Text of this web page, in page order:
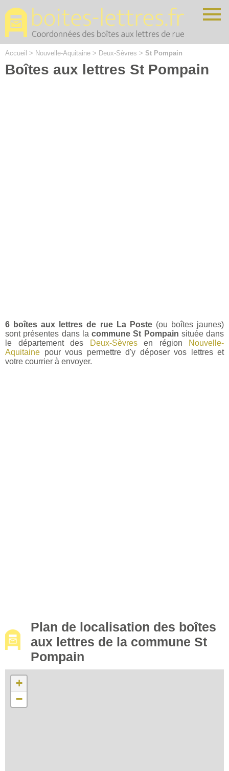
Accueil > Nouvelle-Aquitaine > Deux-Sèvres > St Pompain
Boîtes aux lettres St Pompain
6 boîtes aux lettres de rue La Poste(ou boîtes jaunes)
sont présentes dans la commune St Pompain située dans
le département des
Deux-Sèvresen région
Nouvelle-
Aquitaine pour vous permettre d'y déposer vos lettres et
votre courrier à envoyer.
Plan de localisation des boîtes
aux lettres de la commune St
Pompain
+
−